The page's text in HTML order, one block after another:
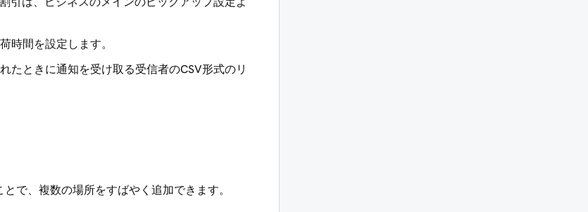
時間を設定します。
たときに通知を受け取る受信者のCSV形式のリ
とで、複数の場所をすばやく追加できます。